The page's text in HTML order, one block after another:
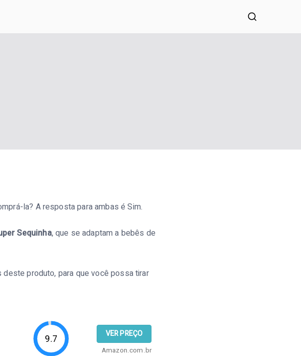
la? A resposta para ambas é Sim.
Sequinha, que se adaptam a bebês de
produto, para que você possa tirar
9.7 VER PREÇO
Amazon.com.br